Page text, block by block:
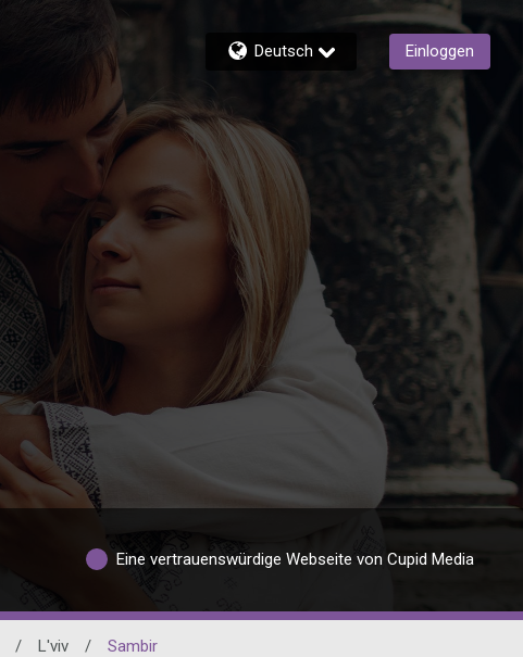
Deutsch Einloggen
Eine vertrauenswürdige Webseite von Cupid Media
/ L'viv / Sambir